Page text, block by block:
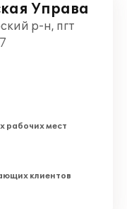
Управа
р-н, пгт
рабочих мест
клиентов